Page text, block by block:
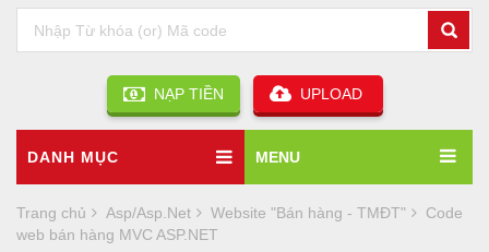
NẠP TIỀN UPLOAD
DANH MỤC MENU
Trang chủ Asp/Asp.Net Website "Bán hàng - TMĐT"
Code
web bán hàng MVC ASP.NET